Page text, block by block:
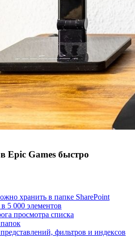
Epic Games быстро
хранить в папке SharePoint
5 000 элементов
просмотра списка
фильтров и индексов